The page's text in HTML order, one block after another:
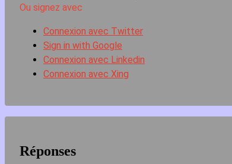
Ou signez avec
Connexion avec Twitter
Sign in with Google
Connexion avec Linkedin
Connexion avec Xing
Réponses